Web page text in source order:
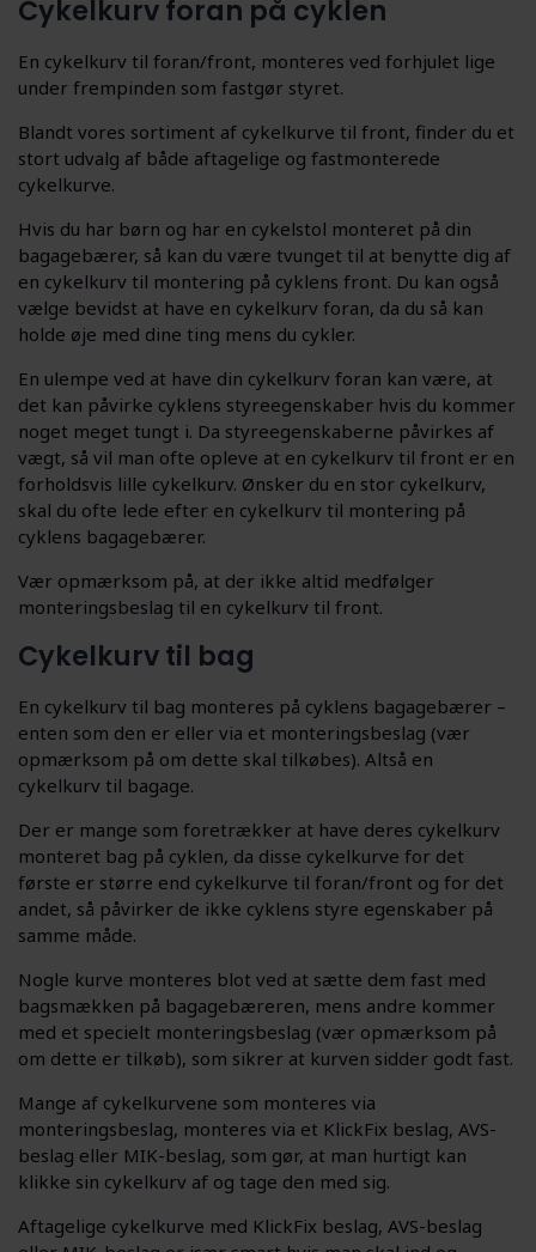
Cykelkurv foran på cyklen
En cykelkurv til foran/front, monteres ved forhjulet lige
under frempinden som fastgør styret.
Blandt vores sortiment af cykelkurve til front, finder du et
stort udvalg af både aftagelige og fastmonterede
cykelkurve.
Hvis du har børn og har en cykelstol monteret på din
bagagebærer, så kan du være tvunget til at benytte dig af
en cykelkurv til montering på cyklens front. Du kan også
vælge bevidst at have en cykelkurv foran, da du så kan
holde øje med dine ting mens du cykler.
En ulempe ved at have din cykelkurv foran kan være, at
det kan påvirke cyklens styreegenskaber hvis du kommer
noget meget tungt i. Da styreegenskaberne påvirkes af
vægt, så vil man ofte opleve at en cykelkurv til front er en
forholdsvis lille cykelkurv. Ønsker du en stor cykelkurv,
skal du ofte lede efter en cykelkurv til montering på
cyklens bagagebærer.
Vær opmærksom på, at der ikke altid medfølger
monteringsbeslag til en cykelkurv til front.
Cykelkurv til bag
En cykelkurv til bag monteres på cyklens bagagebærer –
enten som den er eller via et monteringsbeslag (vær
opmærksom på om dette skal tilkøbes). Altså en
cykelkurv til bagage.
Der er mange som foretrækker at have deres cykelkurv
monteret bag på cyklen, da disse cykelkurve for det
første er større end cykelkurve til foran/front og for det
andet, så påvirker de ikke cyklens styre egenskaber på
samme måde.
Nogle kurve monteres blot ved at sætte dem fast med
bagsmækken på bagagebæreren, mens andre kommer
med et specielt monteringsbeslag (vær opmærksom på
om dette er tilkøb), som sikrer at kurven sidder godt fast.
Mange af cykelkurvene som monteres via
monteringsbeslag, monteres via et KlickFix beslag, AVS-
beslag eller MIK-beslag, som gør, at man hurtigt kan
klikke sin cykelkurv af og tage den med sig.
Aftagelige cykelkurve med KlickFix beslag, AVS-beslag